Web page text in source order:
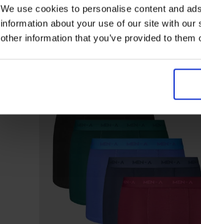
We use cookies to personalise content and
information about your use of our site with
other information that you’ve provided to
48,99 €